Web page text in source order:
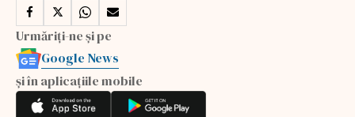
Urmăriți-ne și pe
Google News
și în aplicațiile mobile